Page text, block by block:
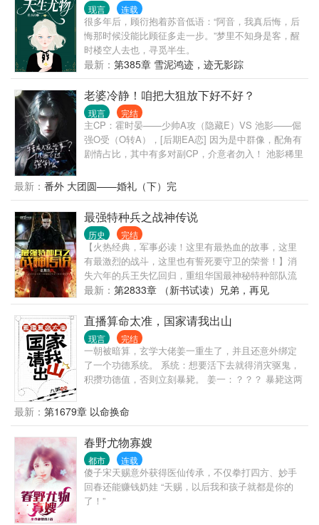
现言 连载
很多年后，顾衍抱着苏音低语：“阿音，我真后悔，后
悔那时候没能比顾征多走一步。”梦里不知身是客，醒
时楼空人去也，寻觅半生。
最新： 第385章 雪泥鸿迹，迹无影踪
老婆冷静！咱把大狙放下好不好？
现言 完结
主CP：霍时晏——少帅A攻（隐藏E）VS 池影——倔
强O受（O转A），[后期EA恋] 因为是中群像，配角有
剧情占比，其中有多对副CP，介意者勿入！ 池影稀里
后，发现这个不友好的鬼世界，好像只针对他。 跟他
一起穿越的室友，不是alpha就是beta，凭什么他一个
大直男却是omega，他真的承受不来啊！ 不过好在，
迟来的金手指也是手指，他来个逆天改命，变成alpha
总行了吧！ 只是他没想到，这依然逃脱不了那个混蛋
的魔爪。 某腹黑的军团少帅，勾唇无情嘲笑：“宝贝，
有件事忘了告诉你，我是Enigma，你现在可是我的专
属omega了，我说过你逃不掉的！” “是吗？”池影拿大
狙抵在他额头，咬牙道：“信不信，我爆了你的狗头！”
池影：“无所谓，再找一个。” ”霍少帅：“你敢！” 但是
事实证明，霍少帅的确拿他没办法，只能将他宠到骨
子里，他在想这样的话，这家伙就不会离开他了吧？
最新： 番外 大团圆——婚礼（下）完
最强特种兵之战神传说
历史 完结
【火热经典，军事必读！这里有最热血的故事，这里
有最激烈的战斗，这里也有誓死要守卫的荣誉！】消
失六年的兵王失忆回归，重组华国最神秘特种部队流
沙！而流沙中，最强者名为幽灵。战争之门已经打
开，血色阴影笼罩华国。家仇国恨，自由和荣誉，前
路虽然艰险，但我却从无畏惧。这是一本热血的故
事，这是一个男人的传奇！
最新： 第2833章 （新书试读）兄弟，再见
直播算命太准，国家请我出山
现言 完结
一朝被暗算，玄学大佬姜一重生了，并且还意外绑定
了一个功德系统。 系统：想要活下去就得消灾驱鬼，
积攒功德值，否则立刻暴毙。 姜一：？？？ 暴毙这两
为一名玄学主播，直播算命攒功德。 水友1号：“大
师，我弟弟失踪十几年了，不知道是死是活？” 姜
一：“明天开车一路往西北方向，然后路过的第十二个
村庄，他就在那里。” 于是藏匿多年的头号人贩子成功
被抓。 水友2号：“大师，有个女鬼要伤害我儿子，求
你救救他！” 姜一：“你儿子杀妻骗保，还想我救？
死！！！” 然后案件重新调查，真相大白。 水友3
号：“大师，我家房子好像有点问题。” 姜一：“你家房
最新： 第1679章 以命换命
春野尤物寡嫂
都市 连载
傻子宋天赐意外获得医仙传承，不仅拳打四方、妙手
回春还能赚钱奶娃 “天赐，以后我和孩子就都是你的
了！”